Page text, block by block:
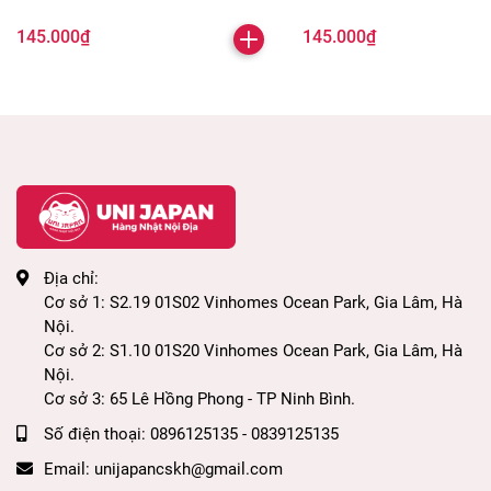
việc tập đánh răng.
- Thành phần hương trái cây tự nhiên thơm mát và
hàng ngày.
Hướng dẫn sử dụng
- Dùng với bàn chải dành riêng cho bé. Chú ý làm
sạch bàn chải trước và sau khi đánh răng.
- Cho một lượng nhỏ bằng hạt đậu lên bàn chải.
145.000₫ 145.000₫
Địa chỉ:
Cơ sở 1: S2.19 01S02 Vinhomes Ocean Park, Gia Lâm, Hà
Nội.
Cơ sở 2: S1.10 01S20 Vinhomes Ocean Park, Gia Lâm, Hà
Nội.
Cơ sở 3: 65 Lê Hồng Phong - TP Ninh Bình.
Số điện thoại: 0896125135 - 0839125135
Email: unijapancskh@gmail.com